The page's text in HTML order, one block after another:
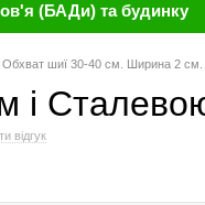
(БАДи) та будинку
Обхват шиї 30-40 см. Ширина 2 см.
і
відгук